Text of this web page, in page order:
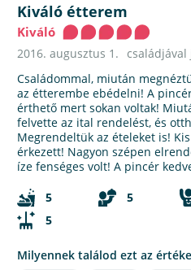
Kiváló étterem
Kiváló
2016. augusztus 1.
Családommal, miután
az étterembe ebédelni! A
érthető mert sokan voltak!
felvette az ital rendelést, és
Megrendeltük az ételeket is!
érkezett! Nagyon szépen
íze fenséges volt! A pincér
5
5
5
Milyennek találod ezt az